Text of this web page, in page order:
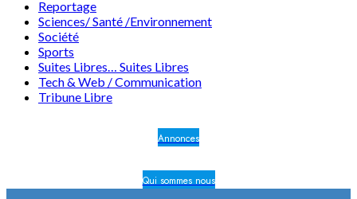
Reportage
Sciences/ Santé /Environnement
Société
Sports
Suites Libres… Suites Libres
Tech & Web / Communication
Tribune Libre
Annonces
Qui sommes nous